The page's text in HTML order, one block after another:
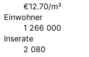
€12.70/m²
Einwohner
1 266 000
Inserate
2 080